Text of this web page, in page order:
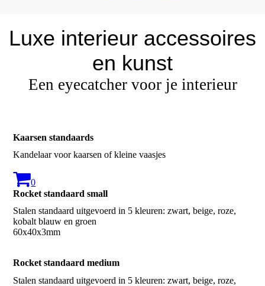
Luxe interieur accessoires
en kunst
Een eyecatcher voor je interieur
Kaarsen standaards
Kandelaar voor kaarsen of kleine vaasjes
0
Rocket standaard small
Stalen standaard uitgevoerd in 5 kleuren: zwart, beige, roze,
kobalt blauw en groen
60x40x3mm
Rocket standaard medium
Stalen standaard uitgevoerd in 5 kleuren: zwart, beige, roze,